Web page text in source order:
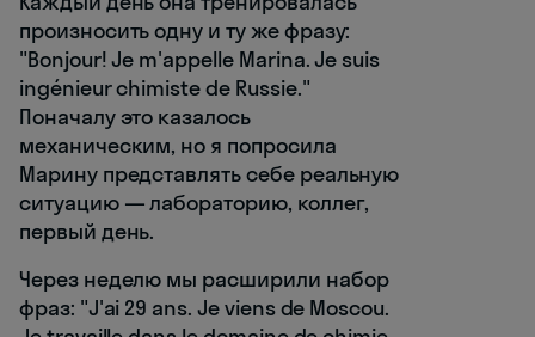
произносить одну и ту же фразу:
"Bonjour! Je m'appelle Marina. Je suis
ingénieur chimiste de Russie."
Поначалу это казалось
механическим, но я попросила
Марину представлять себе реальную
ситуацию — лабораторию, коллег,
первый день.
Через неделю мы расширили набор
фраз: "J'ai 29 ans. Je viens de Moscou.